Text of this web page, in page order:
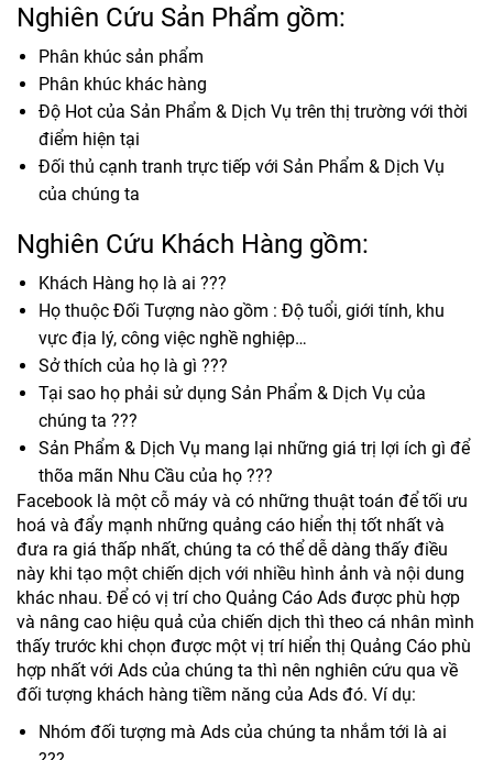
Nghiên Cứu Sản Phẩm gồm:
Phân khúc sản phẩm
Phân khúc khác hàng
Độ Hot của Sản Phẩm & Dịch Vụ trên thị trường với thời
điểm hiện tại
Đối thủ cạnh tranh trực tiếp với Sản Phẩm & Dịch Vụ
của chúng ta
Nghiên Cứu Khách Hàng gồm:
Khách Hàng họ là ai ???
Họ thuộc Đối Tượng nào gồm : Độ tuổi, giới tính, khu
vực địa lý, công việc nghề nghiệp…
Sở thích của họ là gì ???
Tại sao họ phải sử dụng Sản Phẩm & Dịch Vụ của
chúng ta ???
Sản Phẩm & Dịch Vụ mang lại những giá trị lợi ích gì để
thõa mãn Nhu Cầu của họ ???
Facebook là một cỗ máy và có những thuật toán để tối ưu
hoá và đẩy mạnh những quảng cáo hiển thị tốt nhất và
đưa ra giá thấp nhất, chúng ta có thể dễ dàng thấy điều
này khi tạo một chiến dịch với nhiều hình ảnh và nội dung
khác nhau. Để có vị trí cho Quảng Cáo Ads được phù hợp
và nâng cao hiệu quả của chiến dịch thì theo cá nhân mình
thấy trước khi chọn được một vị trí hiển thị Quảng Cáo phù
hợp nhất với Ads của chúng ta thì nên nghiên cứu qua về
đối tượng khách hàng tiềm năng của Ads đó. Ví dụ:
Nhóm đối tượng mà Ads của chúng ta nhắm tới là ai